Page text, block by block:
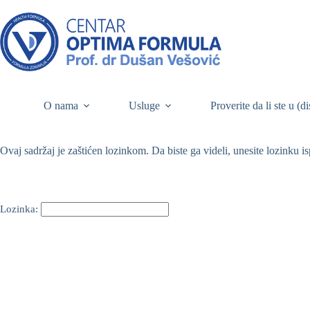
O nama Usluge Proverite da li ste u
Ovaj sadržaj je zaštićen lozinkom. Da biste ga videli, unesite lozinku
Lozinka: